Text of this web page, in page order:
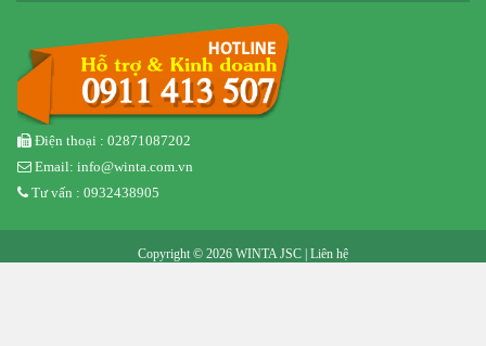
Điện thoại : 02871087202
Email: info@winta.com.vn
Tư vấn : 0932438905
Copyright © 2026 WINTA JSC | Liên hệ